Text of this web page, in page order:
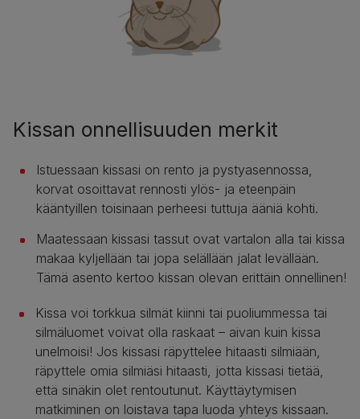
Kissan onnellisuuden merkit
Istuessaan kissasi on rento ja pystyasennossa,
korvat osoittavat rennosti ylös- ja eteenpäin
kääntyillen toisinaan perheesi tuttuja ääniä kohti.
Maatessaan kissasi tassut ovat vartalon alla tai kissa
makaa kyljellään tai jopa selällään jalat levällään.
Tämä asento kertoo kissan olevan erittäin onnellinen!
Kissa voi torkkua silmät kiinni tai puoliummessa tai
silmäluomet voivat olla raskaat – aivan kuin kissa
unelmoisi! Jos kissasi räpyttelee hitaasti silmiään,
räpyttele omia silmiäsi hitaasti, jotta kissasi tietää,
että sinäkin olet rentoutunut. Käyttäytymisen
matkiminen on loistava tapa luoda yhteys kissaan.